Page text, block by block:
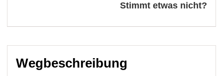
Stimmt etwas nicht?
Wegbeschreibung